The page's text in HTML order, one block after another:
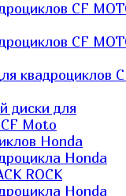
CF
CF
квадроциклов
диски для
Moto
Honda
Honda
ROCK
Honda